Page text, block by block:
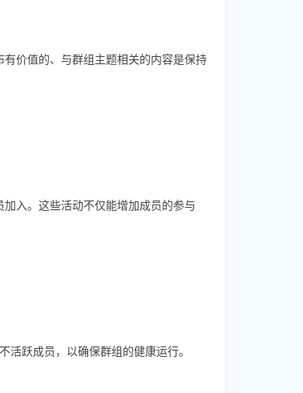
价值的、与群组主题相关的内容是保持
入。这些活动不仅能增加成员的参与
跃成员，以确保群组的健康运行。